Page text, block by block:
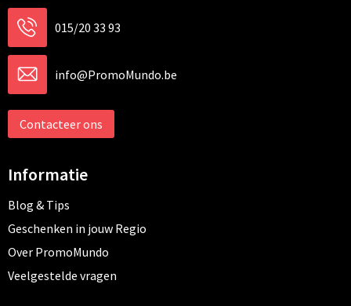
015/20 33 93
info@PromoMundo.be
Contacteer ons
Informatie
Blog & Tips
Geschenken in jouw Regio
Over PromoMundo
Veelgestelde vragen